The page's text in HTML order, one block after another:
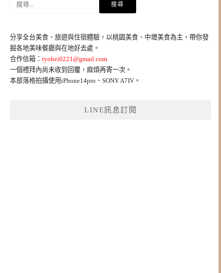
字:
分享全台美食、旅遊與住宿體驗，以桃園美食、中壢美食為主，帶你發
掘各地美味餐廳與在地好去處。
合作信箱： ryohei0221@gmail.com
一個禮拜內尚未收到回覆，麻煩再寄一次。
本部落格拍攝使用iPhone14pro、SONY A7IV。
LINE訊息訂閱